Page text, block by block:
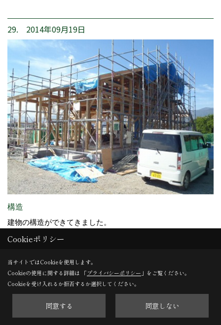
29. 2014年09月19日
構造
建物の構造ができてきました。
30. 2014年09月21日
Cookieポリシー
当サイトではCookieを使用します。
Cookieの使用に関する詳細は 「プライバシーポリシー 」をご覧ください。
Cookieを受け入れるか拒否するか選択してください。
同意する 同意しない